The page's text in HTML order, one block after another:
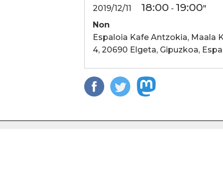
2019/12/11
18:00 - 19:00"
Non
Espaloia Kafe Antzokia, Maala
4, 20690 Elgeta, Gipuzkoa,